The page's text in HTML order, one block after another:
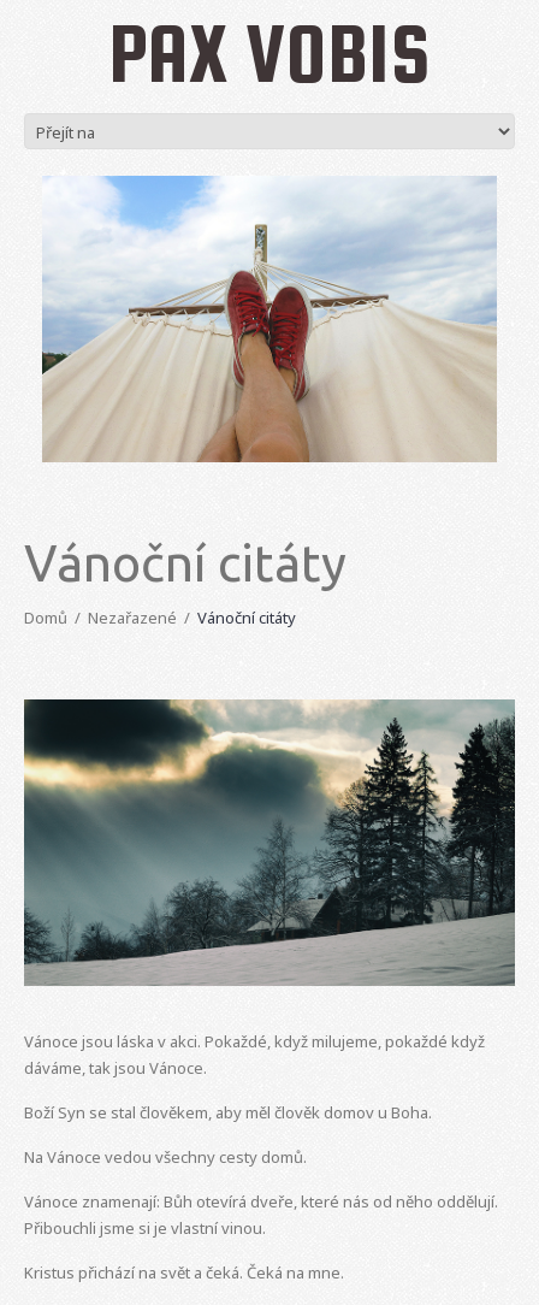
PAX VOBIS
Vánoční citáty
Domů Nezařazené Vánoční citáty
Vánoce jsou láska v akci. Pokaždé, když milujeme, pokaždé když
dáváme, tak jsou Vánoce.
Boží Syn se stal člověkem, aby měl člověk domov u Boha.
Na Vánoce vedou všechny cesty domů.
Vánoce znamenají: Bůh otevírá dveře, které nás od něho oddělují.
Přibouchli jsme si je vlastní vinou.
Kristus přichází na svět a čeká. Čeká na mne.